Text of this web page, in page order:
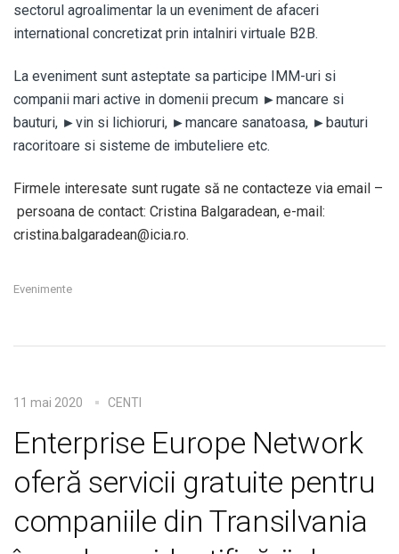
sectorul agroalimentar la un eveniment de afaceri
international concretizat prin intalniri virtuale B2B.
La eveniment sunt asteptate sa participe IMM-uri si
companii mari active in domenii precum ►mancare si
bauturi, ►vin si lichioruri, ►mancare sanatoasa, ►bauturi
racoritoare si sisteme de imbuteliere etc.
Firmele interesate sunt rugate să ne contacteze via email –
persoana de contact: Cristina Balgaradean, e-mail:
cristina.balgaradean@icia.ro.
Evenimente
11 mai 2020 CENTI
Enterprise Europe Network
oferă servicii gratuite pentru
companiile din Transilvania